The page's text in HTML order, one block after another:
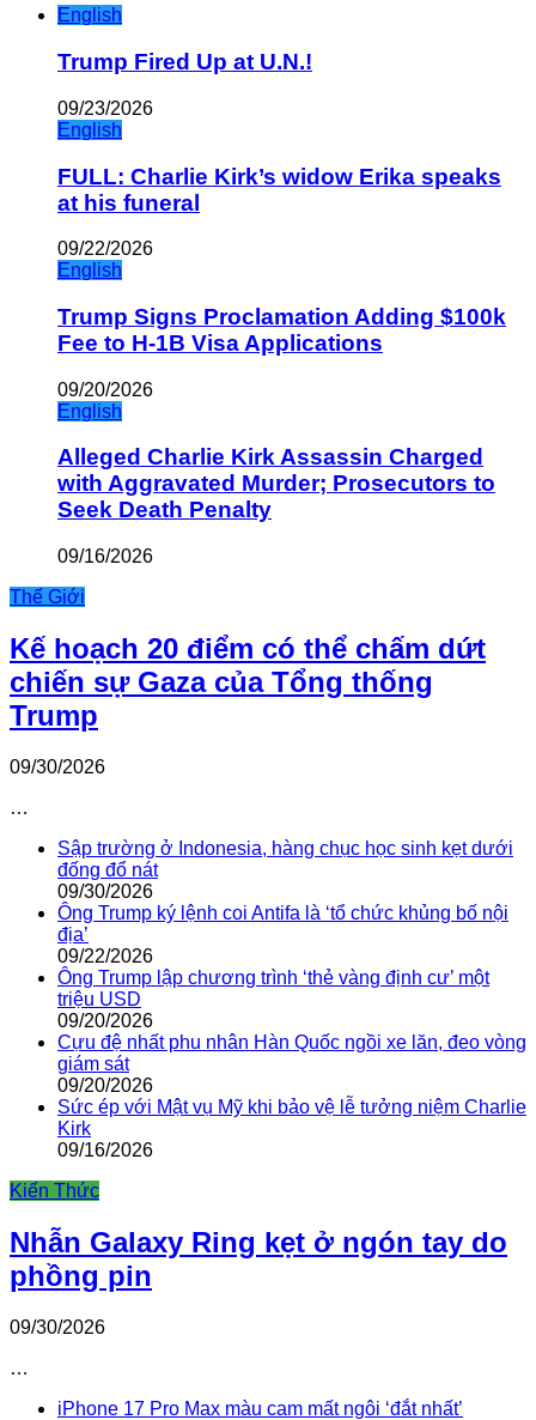
English
Trump Fired Up at U.N.!
09/23/2026
English
FULL: Charlie Kirk’s widow Erika speaks
at his funeral
09/22/2026
English
Trump Signs Proclamation Adding $100k
Fee to H-1B Visa Applications
09/20/2026
English
Alleged Charlie Kirk Assassin Charged
with Aggravated Murder; Prosecutors to
Seek Death Penalty
09/16/2026
Thế Giới
Kế hoạch 20 điểm có thể chấm dứt
chiến sự Gaza của Tổng thống
Trump
09/30/2026
…
Sập trường ở Indonesia, hàng chục học sinh kẹt dưới
đống đổ nát
09/30/2026
Ông Trump ký lệnh coi Antifa là ‘tổ chức khủng bố nội
địa’
09/22/2026
Ông Trump lập chương trình ‘thẻ vàng định cư’ một
triệu USD
09/20/2026
Cựu đệ nhất phu nhân Hàn Quốc ngồi xe lăn, đeo vòng
giám sát
09/20/2026
Sức ép với Mật vụ Mỹ khi bảo vệ lễ tưởng niệm Charlie
Kirk
09/16/2026
Kiến Thức
Nhẫn Galaxy Ring kẹt ở ngón tay do
phồng pin
09/30/2026
…
iPhone 17 Pro Max màu cam mất ngôi ‘đắt nhất’